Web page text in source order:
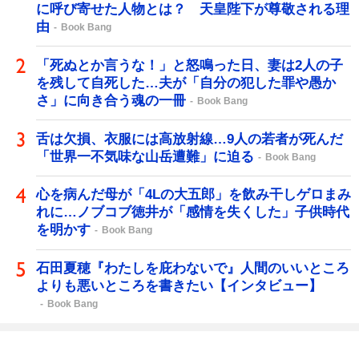
に呼び寄せた人物とは？ 天皇陛下が尊敬される理
由
Book Bang
「死ぬとか言うな！」と怒鳴った日、妻は2人の子
を残して自死した…夫が「自分の犯した罪や愚か
さ」に向き合う魂の一冊
Book Bang
舌は欠損、衣服には高放射線…9人の若者が死んだ
「世界一不気味な山岳遭難」に迫る
Book Bang
心を病んだ母が「4Lの大五郎」を飲み干しゲロまみ
れに…ノブコブ徳井が「感情を失くした」子供時代
を明かす
Book Bang
石田夏穂『わたしを庇わないで』人間のいいところ
よりも悪いところを書きたい【インタビュー】
Book Bang